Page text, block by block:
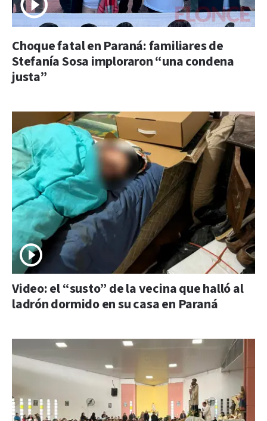
Choque fatal en Paraná: familiares de
Stefanía Sosa imploraron “una condena
justa”
Video: el “susto” de la vecina que halló al
ladrón dormido en su casa en Paraná